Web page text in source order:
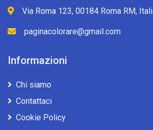
Via Roma 123, 00184 Roma RM,
paginacolorare@gmail.com
Informazioni
Chi siamo
Contattaci
Cookie Policy